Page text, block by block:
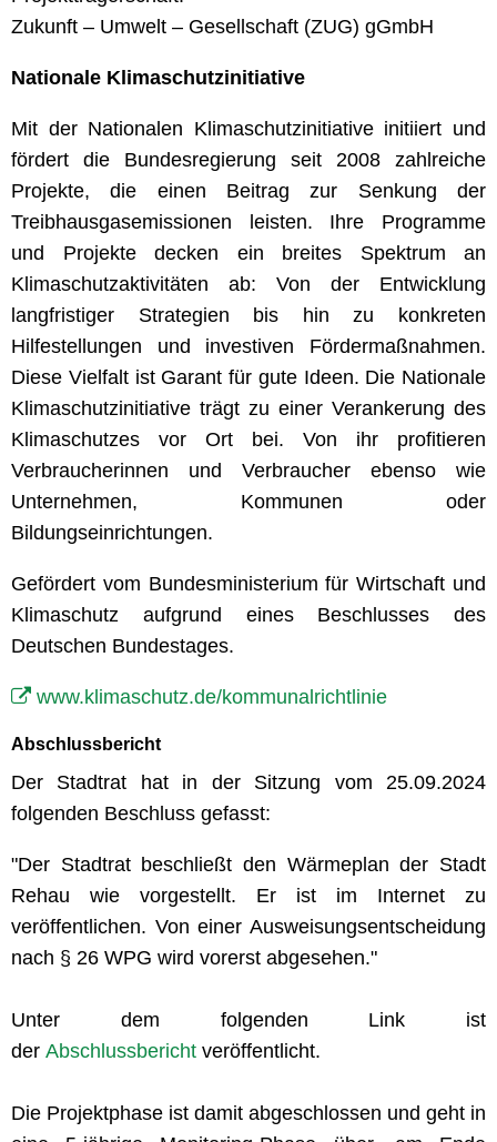
Zukunft – Umwelt – Gesellschaft (ZUG) gGmbH
Nationale Klimaschutzinitiative
Mit der Nationalen Klimaschutzinitiative initiiert und
fördert die Bundesregierung seit 2008 zahlreiche
Projekte, die einen Beitrag zur Senkung der
Treibhausgasemissionen leisten. Ihre Programme
und Projekte decken ein breites Spektrum an
Klimaschutzaktivitäten ab: Von der Entwicklung
langfristiger Strategien bis hin zu konkreten
Hilfestellungen und investiven Fördermaßnahmen.
Diese Vielfalt ist Garant für gute Ideen. Die Nationale
Klimaschutzinitiative trägt zu einer Verankerung des
Klimaschutzes vor Ort bei. Von ihr profitieren
Verbraucherinnen und Verbraucher ebenso wie
Unternehmen, Kommunen oder
Bildungseinrichtungen.
Gefördert vom Bundesministerium für Wirtschaft und
Klimaschutz aufgrund eines Beschlusses des
Deutschen Bundestages.
www.klimaschutz.de/kommunalrichtlinie
Abschlussbericht
Der Stadtrat hat in der Sitzung vom 25.09.2024
folgenden Beschluss gefasst:
"Der Stadtrat beschließt den Wärmeplan der Stadt
Rehau wie vorgestellt. Er ist im Internet zu
veröffentlichen. Von einer Ausweisungsentscheidung
nach § 26 WPG wird vorerst abgesehen."
Unter dem folgenden Link ist
der Abschlussbericht veröffentlicht.
Die Projektphase ist damit abgeschlossen und geht in